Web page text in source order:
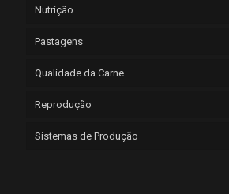
Nutrição
Pastagens
Qualidade da Carne
Reprodução
Sistemas de Produção